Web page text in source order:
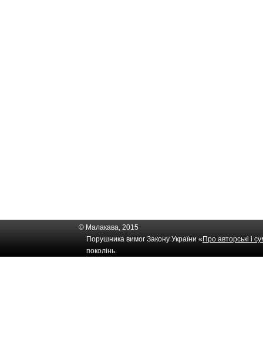
© Малакава, 2015
Порушника вимог Закону України « Про авторські і
поколінь.